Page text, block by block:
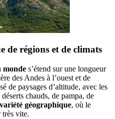
de régions et de climats
monde s’étend sur une longueur
des Andes à l’ouest et de
de paysages d’altitude, avec les
chauds, de pampa, de
variété géographique, où le
très vite.